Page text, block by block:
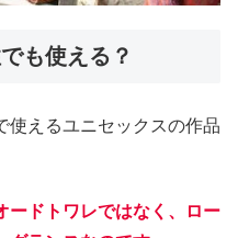
も使える？
使えるユニセックスの作品
ードトワレではなく、ロー